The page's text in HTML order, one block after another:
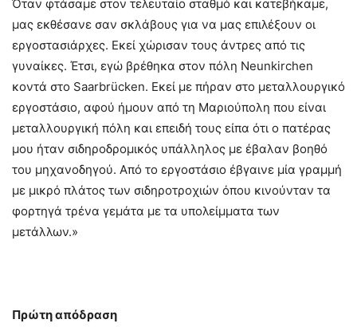
Όταν φτάσαμε στον τελευταίο σταθμό και κατεβήκαμε,
μας εκθέσανε σαν σκλάβους για να μας επιλέξουν οι
εργοστασιάρχες. Εκεί χώρισαν τους άντρες από τις
γυναίκες. Έτσι, εγώ βρέθηκα στον πόλη Neunkirchen
κοντά στο Saarbrücken. Eκεί με πήραν στο μεταλλουργικό
εργοστάσιο, αφού ήμουν από τη Μαριούπολη που είναι
μεταλλουργική πόλη και επειδή τους είπα ότι ο πατέρας
μου ήταν σιδηροδρομικός υπάλληλος με έβαλαν βοηθό
του μηχανοδηγού. Από το εργοστάσιο έβγαινε μία γραμμή
με μικρό πλάτος των σιδηροτροχιών όπου κινούνταν τα
φορτηγά τρένα γεμάτα με τα υπολείμματα των
μετάλλων.»
Πρώτη απόδραση